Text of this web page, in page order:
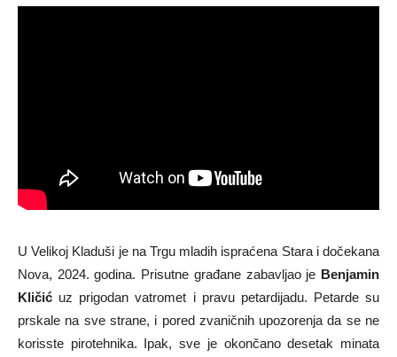
U Velikoj Kladuši je na Trgu mladih ispraćena Stara i dočekana
Nova, 2024. godina. Prisutne građane zabavljao je Benjamin
Kličić uz prigodan vatromet i pravu petardijadu. Petarde su
prskale na sve strane, i pored zvaničnih upozorenja da se ne
korisste pirotehnika. Ipak, sve je okončano desetak minata